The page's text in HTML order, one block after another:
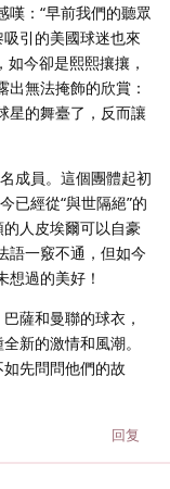
嘆：“早前我們的聽眾
引的美國球迷也來
今卻是熙熙攘攘，
無法掩飾的欣賞：
星的舞臺了，反而讓
成員。這個團體起初
已經從“與世隔絕”的
人皮埃爾可以自豪
語一竅不通，但如今
想過的美好！
薩和曼聯的球衣，
新的激情和風潮。
先問問他們的故
回复